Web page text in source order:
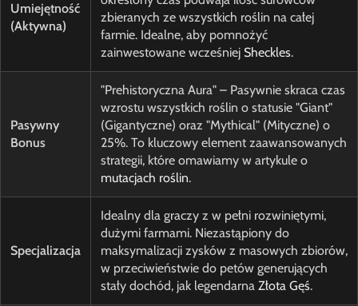
Umiejętność
(Aktywna)
zbieranych ze wszystkich roślin na całej
farmie. Idealne, aby pomnożyć
zainwestowane wcześniej Sheckles.
Pasywny
Bonus
"Prehistoryczna Aura" – Pasywnie skraca czas
wzrostu wszystkich roślin o statusie "Giant"
(Gigantyczne) oraz "Mythical" (Mityczne) o
25%. To kluczowy element zaawansowanych
strategii, które omawiamy w artykule o
mutacjach roślin.
Specjalizacja
Idealny dla graczy z w pełni rozwiniętymi,
dużymi farmami. Niezastąpiony do
maksymalizacji zysków z masowych zbiorów,
w przeciwieństwie do petów generujących
stały dochód, jak legendarna Złota Gęś.